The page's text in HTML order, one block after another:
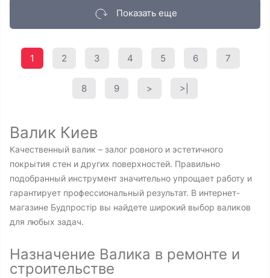
Показать еще
1 2 3 4 5 6 7
8 9 > >|
Валик Киев
Качественный валик – залог ровного и эстетичного
покрытия стен и других поверхностей. Правильно
подобранный инструмент значительно упрощает работу и
гарантирует профессиональный результат. В интернет-
магазине Будпростір вы найдете широкий выбор валиков
для любых задач.
Назначение Валика в ремонте и
строительстве